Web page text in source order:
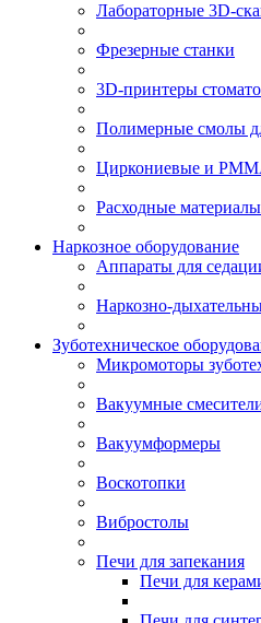
Лабораторные 3D-
Фрезерные станки
3D-принтеры
Полимерные смолы
Циркониевые и
Расходные
Наркозное оборудование
Аппараты для
Наркозно-
Зуботехническое
Микромоторы
Вакуумные
Вакуумформеры
Воскотопки
Вибростолы
Печи для запекания
Печи для